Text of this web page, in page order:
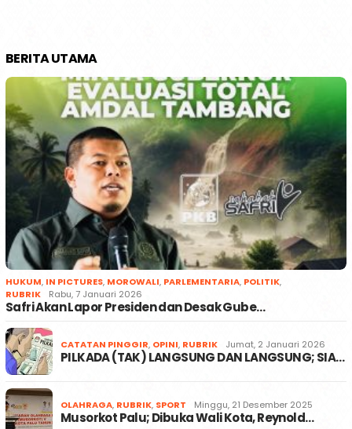
BERITA UTAMA
HUKUM, IN PICTURES, MOROWALI, PARLEMENTARIA, POLITIK,
RUBRIK
Rabu, 7 Januari 2026
Safri Akan Lapor Presiden dan Desak Gube…
CATATAN PINGGIR, OPINI, RUBRIK Jumat, 2 Januari 2026
PILKADA (TAK) LANGSUNG DAN LANGSUNG; SIA…
OLAHRAGA, RUBRIK, SPORT Minggu, 21 Desember 2025
Musorkot Palu; Dibuka Wali Kota, Reynold…